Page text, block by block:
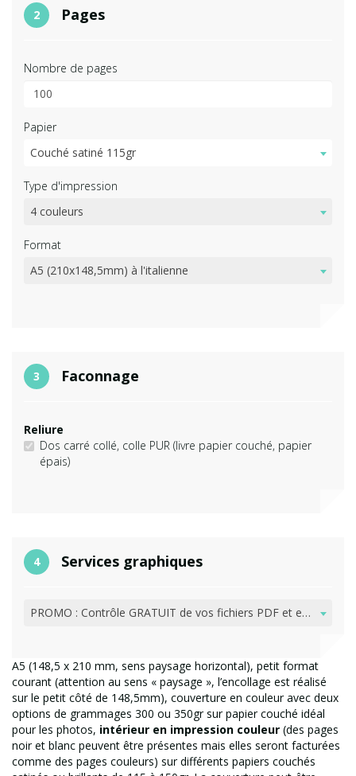
2 Pages
Nombre de pages
Papier
Couché satiné 115gr
Type d'impression
4 couleurs
Format
A5 (210x148,5mm) à l'italienne
3 Faconnage
Dos carré collé, colle PUR (livre papier couché, papier
épais)
4 Services graphiques
Services graphiques PROMO : Contrôle GRATUIT de vos fichiers PDF et envoi d'email pour vérification
A5 (148,5 x 210 mm, sens paysage horizontal), petit format
courant (attention au sens « paysage », l’encollage est réalisé
sur le petit côté de 148,5mm), couverture en couleur avec deux
options de grammages 300 ou 350gr sur papier couché idéal
pour les photos, intérieur en impression couleur (des pages
noir et blanc peuvent être présentes mais elles seront facturées
comme des pages couleurs) sur différents papiers couchés